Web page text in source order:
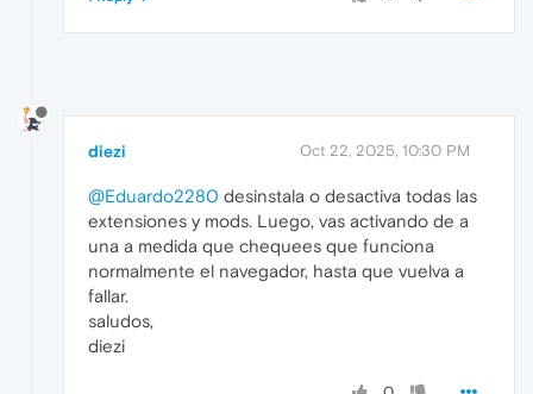
diezi Oct 22, 2025, 10:30 PM
@Eduardo2280 desinstala o desactiva todas las
extensiones y mods. Luego, vas activando de a
una a medida que chequees que funciona
normalmente el navegador, hasta que vuelva a
fallar.
saludos,
diezi